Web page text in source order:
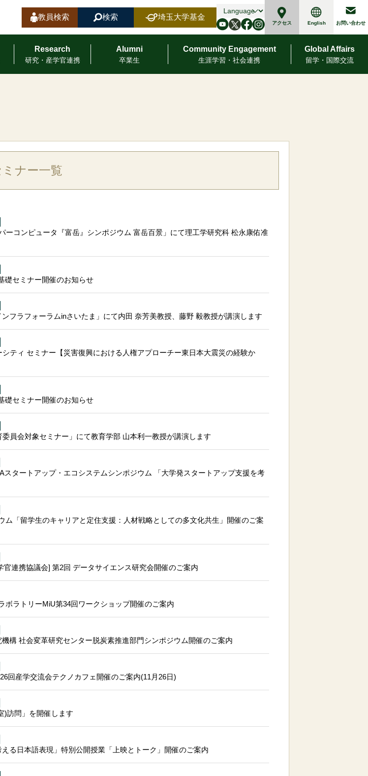
教員検索 検索 埼玉大学基金
アクセス English お問い合わせ
Research
研究・産学官連携
Alumni
卒業⽣
Community Engagement
⽣涯学習・社会連携
Global Affairs
留学・国際交流
ナー一覧
ーコンピュータ『富岳』シンポジウム 富岳百景」にて理工学研究科 松永康佑准
礎セミナー開催のお知らせ
ンフラフォーラムinさいたま」にて内田 奈芳美教授、藤野 毅教授が講演します
シティ セミナー【災害復興における人権アプローチー東日本大震災の経験か
礎セミナー開催のお知らせ
委員会対象セミナー」にて教育学部 山本利一教授が講演します
スタートアップ・エコシステムシンポジウム 「大学発スタートアップ支援を考
ム「留学生のキャリアと定住支援：人材戦略としての多文化共生」開催のご案
官連携協議会] 第2回 データサイエンス研究会開催のご案内
ボラトリーMiU第34回ワークショップ開催のご案内
機構 社会変革研究センター脱炭素推進部門シンポジウム開催のご案内
回産学交流会テクノカフェ開催のご案内(11月26日)
)訪問」を開催します
える日本語表現」特別公開授業「上映とトーク」開催のご案内